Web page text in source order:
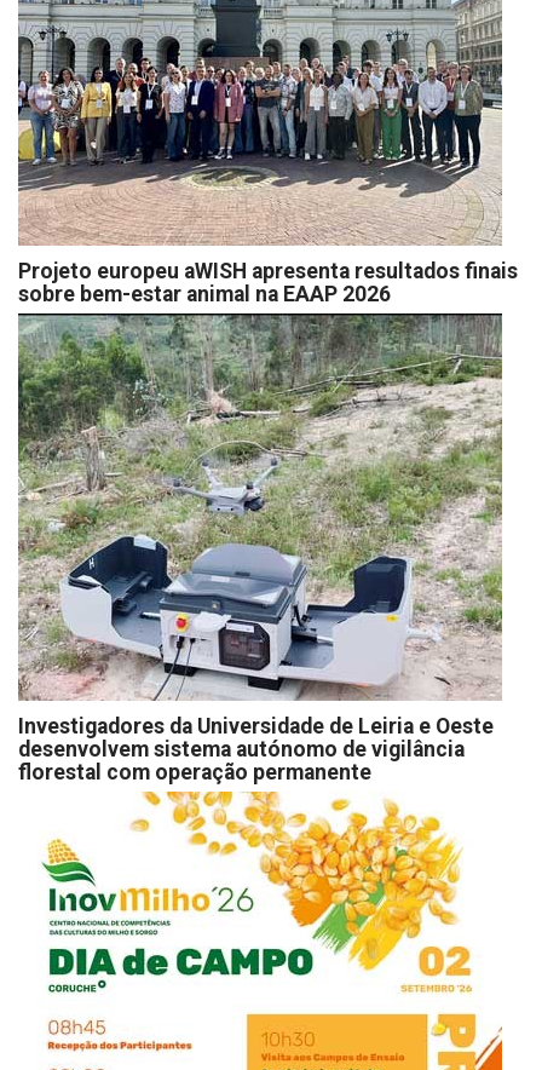
Projeto europeu aWISH apresenta resultados finais
sobre bem-estar animal na EAAP 2026
Investigadores da Universidade de Leiria e Oeste
desenvolvem sistema autónomo de vigilância
florestal com operação permanente